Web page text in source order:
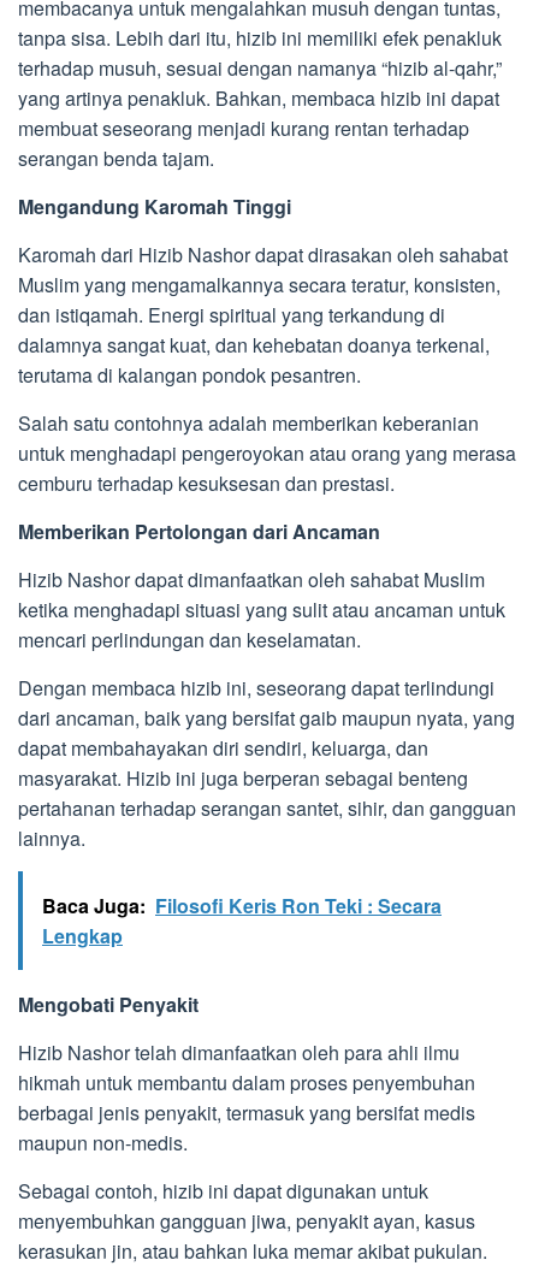
membacanya untuk mengalahkan musuh dengan tuntas,
tanpa sisa. Lebih dari itu, hizib ini memiliki efek penakluk
terhadap musuh, sesuai dengan namanya “hizib al-qahr,”
yang artinya penakluk. Bahkan, membaca hizib ini dapat
membuat seseorang menjadi kurang rentan terhadap
serangan benda tajam.
Mengandung Karomah Tinggi
Karomah dari Hizib Nashor dapat dirasakan oleh sahabat
Muslim yang mengamalkannya secara teratur, konsisten,
dan istiqamah. Energi spiritual yang terkandung di
dalamnya sangat kuat, dan kehebatan doanya terkenal,
terutama di kalangan pondok pesantren.
Salah satu contohnya adalah memberikan keberanian
untuk menghadapi pengeroyokan atau orang yang merasa
cemburu terhadap kesuksesan dan prestasi.
Memberikan Pertolongan dari Ancaman
Hizib Nashor dapat dimanfaatkan oleh sahabat Muslim
ketika menghadapi situasi yang sulit atau ancaman untuk
mencari perlindungan dan keselamatan.
Dengan membaca hizib ini, seseorang dapat terlindungi
dari ancaman, baik yang bersifat gaib maupun nyata, yang
dapat membahayakan diri sendiri, keluarga, dan
masyarakat. Hizib ini juga berperan sebagai benteng
pertahanan terhadap serangan santet, sihir, dan gangguan
lainnya.
Baca Juga: Filosofi Keris Ron Teki : Secara
Lengkap
Mengobati Penyakit
Hizib Nashor telah dimanfaatkan oleh para ahli ilmu
hikmah untuk membantu dalam proses penyembuhan
berbagai jenis penyakit, termasuk yang bersifat medis
maupun non-medis.
Sebagai contoh, hizib ini dapat digunakan untuk
menyembuhkan gangguan jiwa, penyakit ayan, kasus
kerasukan jin, atau bahkan luka memar akibat pukulan.